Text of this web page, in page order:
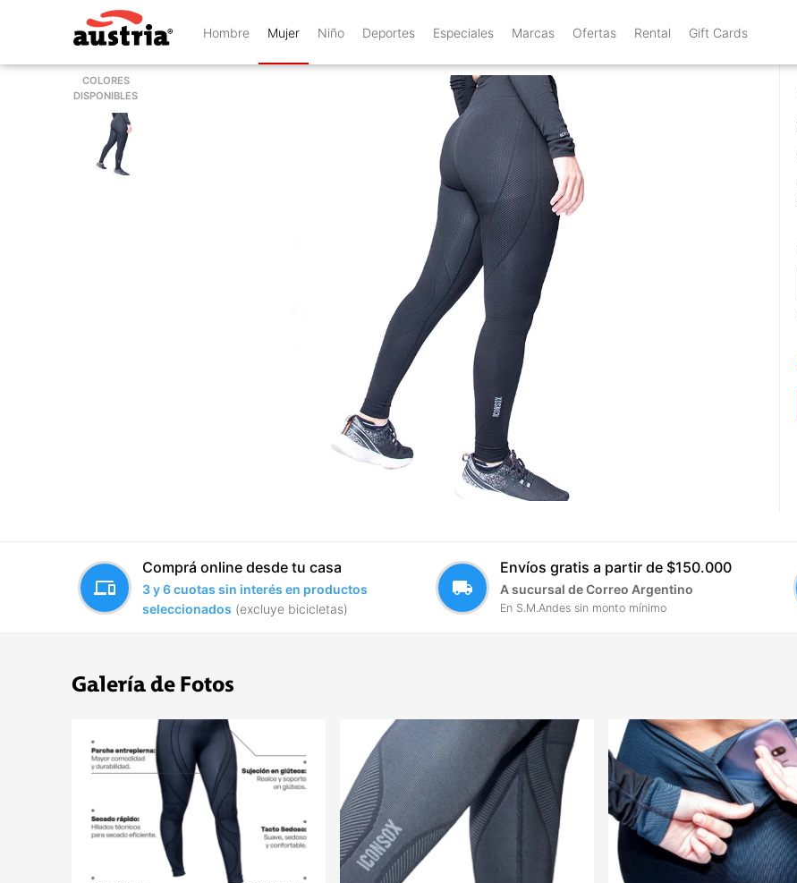
Hombre Mujer Niño Deportes Especiales Marcas Ofertas Rental Gift Cards
COLORES
DISPONIBLES
devices
Comprá online desde tu casa
3 y 6 cuotas sin interés en productos
seleccionados (excluye bicicletas)
local_shipping
Envíos gratis a partir de $150.000
A sucursal de Correo Argentino
En S.M.Andes sin monto mínimo
Galería de Fotos